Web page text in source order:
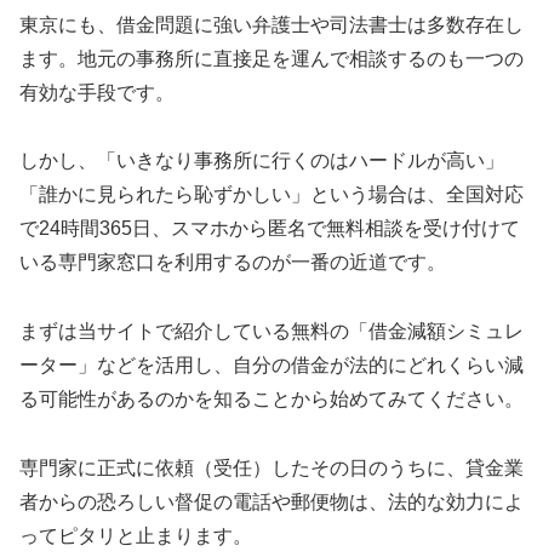
東京にも、借金問題に強い弁護士や司法書士は多数存在し
ます。地元の事務所に直接足を運んで相談するのも一つの
有効な手段です。
しかし、「いきなり事務所に行くのはハードルが高い」
「誰かに見られたら恥ずかしい」という場合は、全国対応
で24時間365日、スマホから匿名で無料相談を受け付けて
いる専門家窓口を利用するのが一番の近道です。
まずは当サイトで紹介している無料の「借金減額シミュレ
ーター」などを活用し、自分の借金が法的にどれくらい減
る可能性があるのかを知ることから始めてみてください。
専門家に正式に依頼（受任）したその日のうちに、貸金業
者からの恐ろしい督促の電話や郵便物は、法的な効力によ
ってピタリと止まります。